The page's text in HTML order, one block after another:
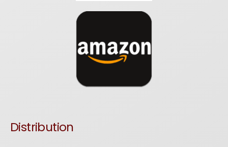
Distribution